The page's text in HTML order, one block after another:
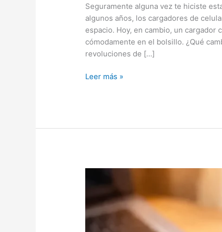
Seguramente alguna vez te hiciste
algunos años, los cargadores de
espacio. Hoy, en cambio, un cargador
cómodamente en el bolsillo. ¿Qué
revoluciones de […]
Leer más »
Android:
guía